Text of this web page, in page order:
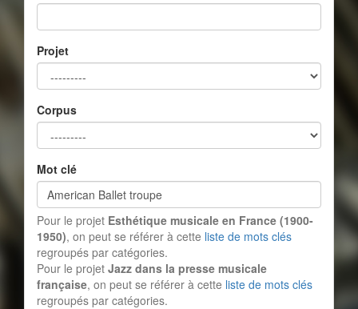
Projet
Corpus
Mot clé
Pour le projet Esthétique musicale en France (1900-
1950), on peut se référer à cette liste de mots clés
regroupés par catégories.
Pour le projet Jazz dans la presse musicale
française, on peut se référer à cette liste de mots clés
regroupés par catégories.